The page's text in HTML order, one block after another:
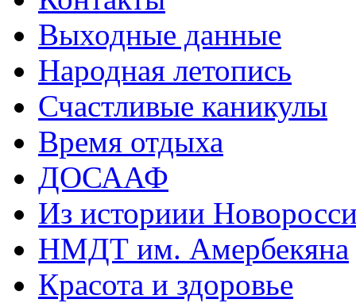
Выходные данные
Народная летопись
Счастливые каникулы
Время отдыха
ДОСААФ
Из историии
НМДТ им. Амербекяна
Красота и здоровье